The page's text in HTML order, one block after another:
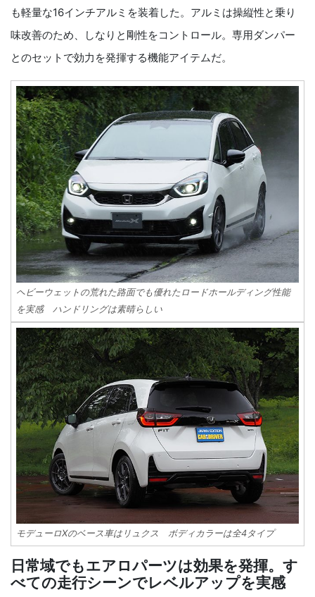
も軽量な16インチアルミを装着した。アルミは操縦性と乗り
味改善のため、しなりと剛性をコントロール。専用ダンパー
とのセットで効力を発揮する機能アイテムだ。
ヘビーウェットの荒れた路面でも優れたロードホールディング性能
を実感 ハンドリングは素晴らしい
モデューロXのベース車はリュクス ボディカラーは全4タイプ
日常域でもエアロパーツは効果を発揮。す
べての走行シーンでレベルアップを実感